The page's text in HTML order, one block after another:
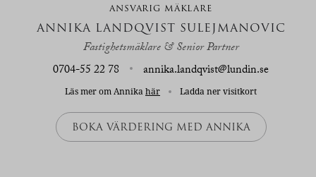
ANSVARIG MÄKLARE
ANNIKA LANDQVIST SULEJMANOVIC
Fastighetsmäklare & Senior Partner
0704-55 22 78
annika.landqvist@lundin.se
Läs mer om Annika här Ladda ner visitkort
BOKA VÄRDERING MED ANNIKA